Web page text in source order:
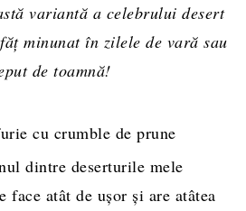
variantă a celebrului desert
minunat în zilele de vară sau
de toamnă!
dintre deserturile mele
face atât de ușor și are atâtea